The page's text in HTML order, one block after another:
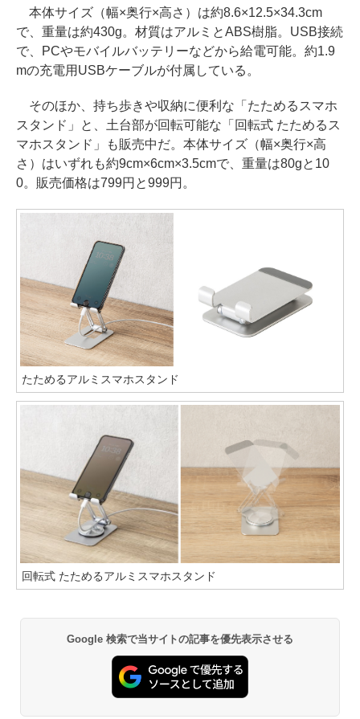
本体サイズ（幅×奥行×高さ）は約8.6×12.5×34.3cm
で、重量は約430g。材質はアルミとABS樹脂。USB接続
で、PCやモバイルバッテリーなどから給電可能。約1.9
mの充電用USBケーブルが付属している。
そのほか、持ち歩きや収納に便利な「たためるスマホ
スタンド」と、土台部が回転可能な「回転式 たためるス
マホスタンド」も販売中だ。本体サイズ（幅×奥行×高
さ）はいずれも約9cm×6cm×3.5cmで、重量は80gと10
0。販売価格は799円と999円。
たためるアルミスマホスタンド
回転式 たためるアルミスマホスタンド
Google 検索で当サイトの記事を優先表示させる